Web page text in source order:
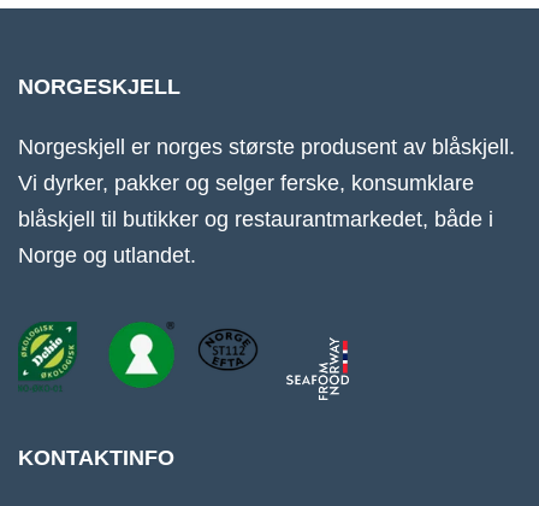
NORGESKJELL
Norgeskjell er norges største produsent av blåskjell.
Vi dyrker, pakker og selger ferske, konsumklare
blåskjell til butikker og restaurantmarkedet, både i
Norge og utlandet.
KONTAKTINFO